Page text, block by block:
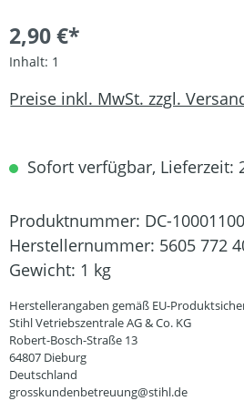
2,90 €*
Inhalt: 1
Preise inkl. MwSt. zzgl.
Sofort verfügbar, Lieferzeit:
Produktnummer: DC-
Herstellernummer: 5605 772
Gewicht: 1 kg
Herstellerangaben gemäß EU-
Stihl Vetriebszentrale AG & Co. KG
Robert-Bosch-Straße 13
64807 Dieburg
Deutschland
grosskundenbetreuung@stihl.de